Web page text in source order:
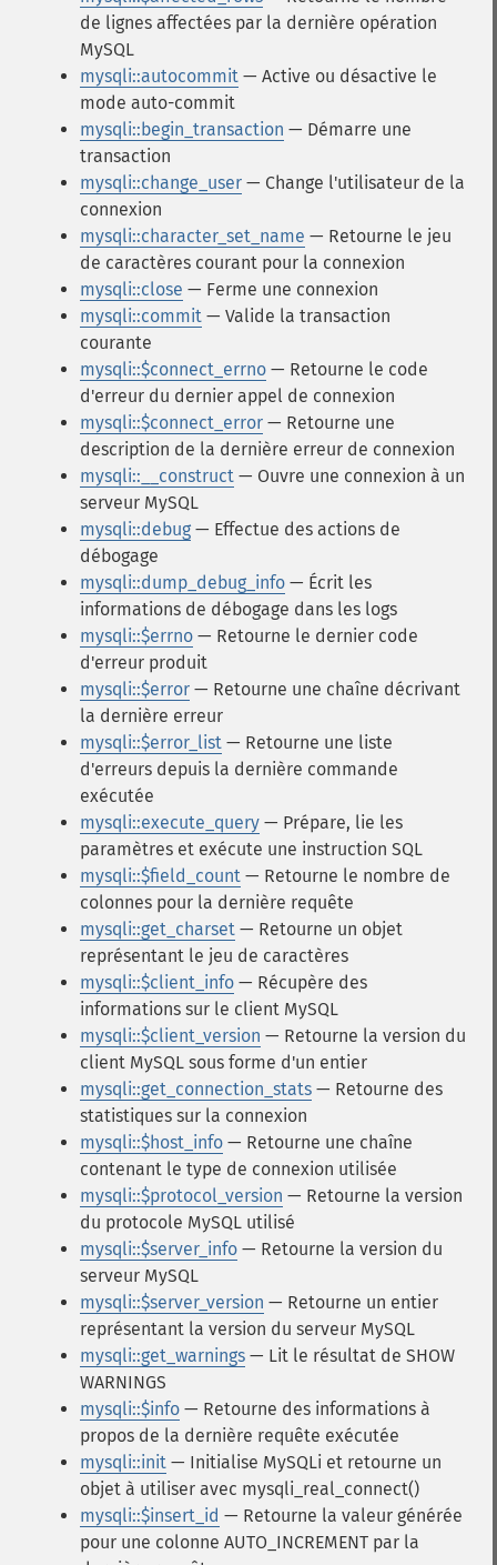
de lignes affectées par la dernière opération
MySQL
mysqli::autocommit — Active ou désactive le
mode auto-commit
mysqli::begin_transaction — Démarre une
transaction
mysqli::change_user — Change l'utilisateur de la
connexion
mysqli::character_set_name — Retourne le jeu
de caractères courant pour la connexion
mysqli::close — Ferme une connexion
mysqli::commit — Valide la transaction
courante
mysqli::$connect_errno — Retourne le code
d'erreur du dernier appel de connexion
mysqli::$connect_error — Retourne une
description de la dernière erreur de connexion
mysqli::__construct — Ouvre une connexion à un
serveur MySQL
mysqli::debug — Effectue des actions de
débogage
mysqli::dump_debug_info — Écrit les
informations de débogage dans les logs
mysqli::$errno — Retourne le dernier code
d'erreur produit
mysqli::$error — Retourne une chaîne décrivant
la dernière erreur
mysqli::$error_list — Retourne une liste
d'erreurs depuis la dernière commande
exécutée
mysqli::execute_query — Prépare, lie les
paramètres et exécute une instruction SQL
mysqli::$field_count — Retourne le nombre de
colonnes pour la dernière requête
mysqli::get_charset — Retourne un objet
représentant le jeu de caractères
mysqli::$client_info — Récupère des
informations sur le client MySQL
mysqli::$client_version — Retourne la version du
client MySQL sous forme d'un entier
mysqli::get_connection_stats — Retourne des
statistiques sur la connexion
mysqli::$host_info — Retourne une chaîne
contenant le type de connexion utilisée
mysqli::$protocol_version — Retourne la version
du protocole MySQL utilisé
mysqli::$server_info — Retourne la version du
serveur MySQL
mysqli::$server_version — Retourne un entier
représentant la version du serveur MySQL
mysqli::get_warnings — Lit le résultat de SHOW
WARNINGS
mysqli::$info — Retourne des informations à
propos de la dernière requête exécutée
mysqli::init — Initialise MySQLi et retourne un
objet à utiliser avec mysqli_real_connect()
mysqli::$insert_id — Retourne la valeur générée
pour une colonne AUTO_INCREMENT par la